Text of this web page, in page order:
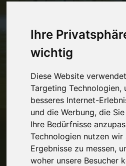
Ihre
wichtig
Diese Website
Targeting Technologien,
besseres Internet-
und die Werbung, die
Ihre Bedürfnisse
Technologien nutzen wir
Ergebnisse zu messen,
woher unsere Besucher
Vereinbaren Sie